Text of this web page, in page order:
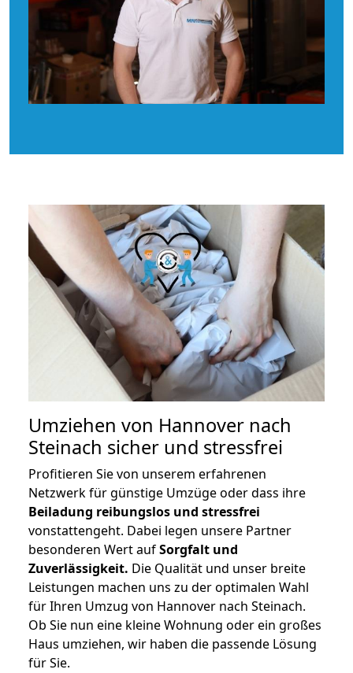
Umziehen von Hannover nach
Steinach sicher und stressfrei
Profitieren Sie von unserem erfahrenen
Netzwerk für günstige Umzüge oder dass ihre
Beiladung reibungslos und stressfrei
vonstattengeht. Dabei legen unsere Partner
besonderen Wert aufSorgfalt und
Zuverlässigkeit. Die Qualität und unser breite
Leistungen machen uns zu der optimalen Wahl
für Ihren Umzug von Hannover nach Steinach.
Ob Sie nun eine kleine Wohnung oder ein großes
Haus umziehen, wir haben die passende Lösung
für Sie.